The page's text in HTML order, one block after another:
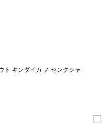
ト キンダイカ ノ センクシャ--